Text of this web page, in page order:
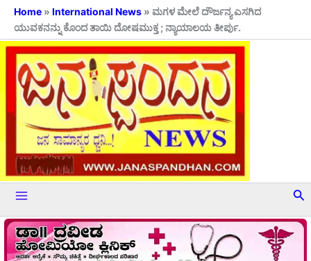
Skip
content
Home » International News » ಮಗಳ ಮೇಲೆ ದೌರ್ಜನ್ಯ ಎಸಗಿದ
ಯುವಕನನ್ನು ಕೊಂದ ತಾಯಿ ದೋಷಮುಕ್ತ ; ನ್ಯಾಯಾಲಯ ತೀರ್ಪು.